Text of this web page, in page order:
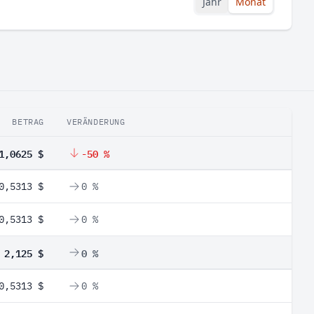
BETRAG VERÄNDERUNG
$ -50 %
$ 0 %
$ 0 %
2,125 $ 0 %
$ 0 %